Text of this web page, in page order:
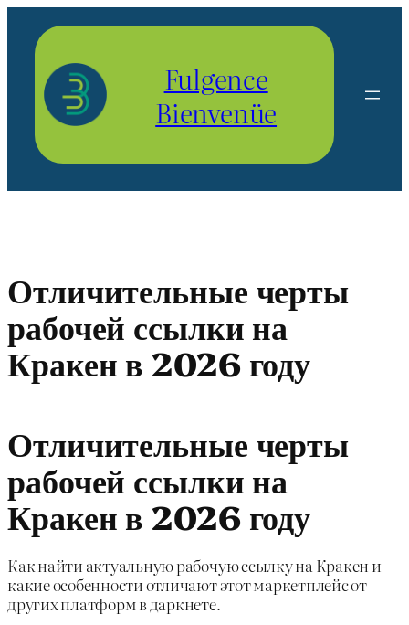
contenu
Fulgence
Bienvenüe
Отличительные черты
рабочей ссылки на
Кракен в 2026 году
Отличительные черты
рабочей ссылки на
Кракен в 2026 году
Как найти актуальную рабочую ссылку на Кракен и
какие особенности отличают этот маркетплейс от
других платформ в даркнете.